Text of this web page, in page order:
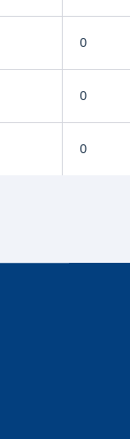
0
0
0